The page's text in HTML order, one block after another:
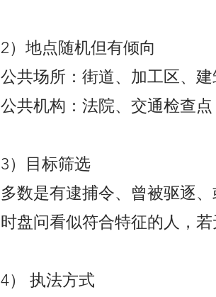
2）地点随机但有倾向
公共场所：街道、加工区、
公共机构：法院、交通检查点
3）目标筛选
多数是有逮捕令、曾被驱逐
时盘问看似符合特征的人，
4） 执法方式